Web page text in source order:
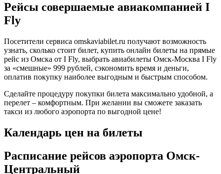
Рейсы совершаемые авиакомпанией I
Fly
Посетители сервиса omskaviabilet.ru получают возможность
узнать, сколько стоит билет, купить онлайн билеты на прямые
рейс из Омска от I Fly, выбрать авиабилеты Омск-Москва I Fly
за «смешные» 999 рублей, сэкономить время и деньги,
оплатив покупку наиболее выгодным и быстрым способом.
Сделайте процедуру покупки билета максимально удобной, а
перелет – комфортным. При желании вы сможете заказать
такси из любого аэропорта по выгодной цене!
Календарь цен на билеты
Расписание рейсов аэропорта Омск-
Центральный